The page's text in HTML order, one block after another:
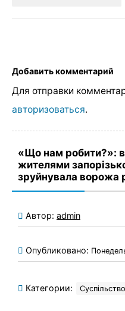
Добавить комментарий
Для отправки
авторизоваться.
«Що нам робити?»: в
жителями
зруйнувала ворожа
Автор: admin
Опубликовано:
Категории: Суспільство